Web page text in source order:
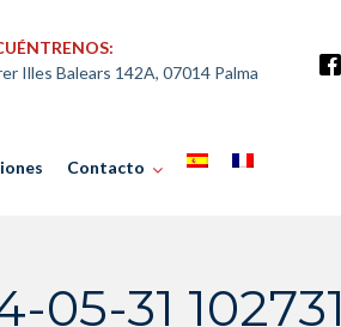
Illes Balears 142A, 07014 Palma
Contacto
05-31 102731